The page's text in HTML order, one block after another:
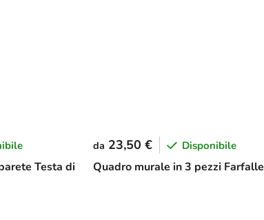
Testa di
Quadro murale in 3 pezzi Farfalle
da 23,50 € Disponibile